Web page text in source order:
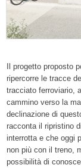
Il progetto proposto
ripercorre le tracce
tracciato ferroviario,
cammino verso la
declinazione di
racconta il ripristino
interrotta e che oggi
non più con il treno,
possibilità di